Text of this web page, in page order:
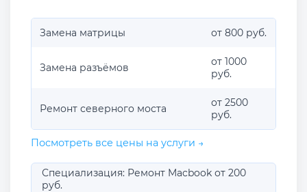
Замена матрицы от 800 руб.
Замена разъёмов
от 1000
руб.
Ремонт северного моста
от 2500
руб.
Посмотреть все цены на услуги →
Специализация: Ремонт Macbook от 200
руб.